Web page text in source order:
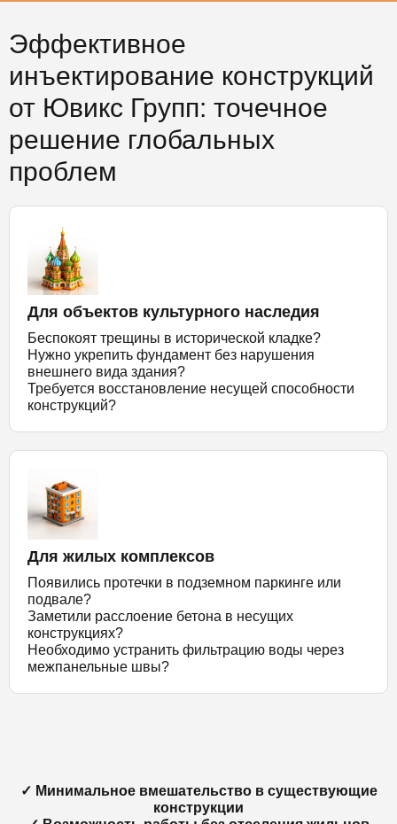
Эффективное
инъектирование конструкций
от Ювикс Групп: точечное
решение глобальных
проблем
Для объектов культурного наследия
Беспокоят трещины в исторической кладке?
Нужно укрепить фундамент без нарушения
внешнего вида здания?
Требуется восстановление несущей способности
конструкций?
Для жилых комплексов
Появились протечки в подземном паркинге или
подвале?
Заметили расслоение бетона в несущих
конструкциях?
Необходимо устранить фильтрацию воды через
межпанельные швы?
✓ Минимальное вмешательство в существующие
конструкции